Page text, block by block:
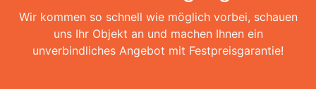
Wir kommen so schnell wie möglich vorbei, schauen
uns Ihr Objekt an und machen Ihnen ein
unverbindliches Angebot mit Festpreisgarantie!